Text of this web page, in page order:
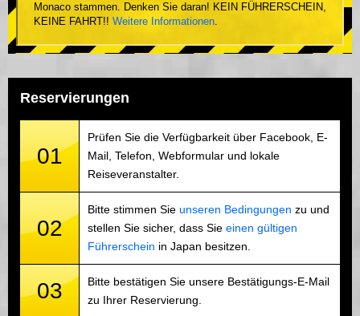
Monaco stammen. Denken Sie daran! KEIN FÜHRERSCHEIN,
KEINE FAHRT!! Weitere Informationen.
Reservierungen
01
Prüfen Sie die Verfügbarkeit über Facebook, E-
Mail, Telefon, Webformular und lokale
Reiseveranstalter.
02
Bitte stimmen Sie unseren Bedingungen zu und
stellen Sie sicher, dass Sie einen gültigen
Führerschein in Japan besitzen.
03
Bitte bestätigen Sie unsere Bestätigungs-E-Mail
zu Ihrer Reservierung.